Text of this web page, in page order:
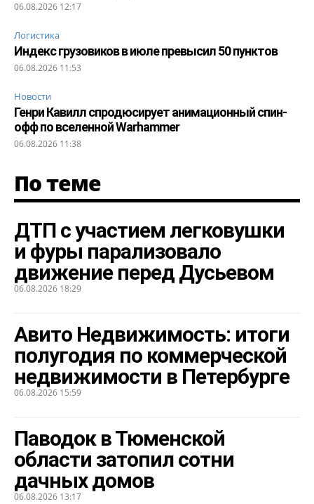
06.08.2026 12:17
Логистика
Индекс грузовиков в июле превысил 50 пунктов
06.08.2026 11:53
Новости
Генри Кавилл спродюсирует анимационный спин-
офф по вселенной Warhammer
06.08.2026 11:38
По теме
ДТП с участием легковушки
и фуры парализовало
движение перед Дусьевом
06.08.2026 18:29
Авито Недвижимость: итоги
полугодия по коммерческой
недвижимости в Петербурге
06.08.2026 15:59
Паводок в Тюменской
области затопил сотни
дачных домов
06.08.2026 13:17